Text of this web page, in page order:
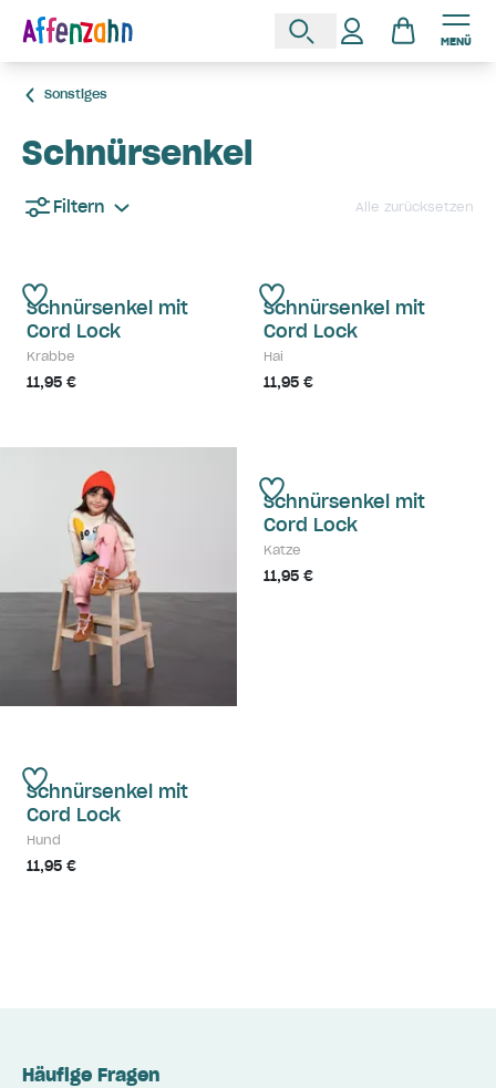
MENÜ
Sonstiges
Schnürsenkel
Filtern Alle zurücksetzen
Schnürsenkel mit
Cord Lock
Krabbe
11,95 €
Schnürsenkel mit
Cord Lock
Hai
11,95 €
Schnürsenkel mit
Cord Lock
Katze
11,95 €
Schnürsenkel mit
Cord Lock
Hund
11,95 €
Häufige Fragen